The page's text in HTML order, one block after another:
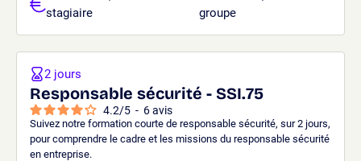
stagiaire
groupe
Responsable sécurité - SSI.75
4.2/5 - 6avis
Suivez notre formation courte de responsable sécurité, sur 2 jours,
pour comprendre le cadre et les missions du responsable sécurité
en entreprise.
2 jours